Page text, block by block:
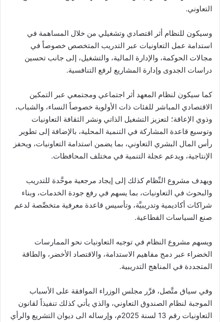
التعاوني.
وسيكون للنظام أثر اقتصادي وتشغيلي من خلال المساهمة في
استدامة عمل التعاونيات عبر التدريب المتخصص خصوصاً في
مجالات الحوكمة، والإدارة المالية، والتشغيل، إلى جانب تحسين
دراسات الجدوى وإدارة المشاريع لرفع التنافسية.
كما سيكون لنظام المعهد أثر اجتماعي ومجتمعي عبر التمكين
الاقتصادي المباشر للفئات ذات الأولوية خصوصاً النساء، والشباب،
وذوي الإعاقة؛ لتعزيز التشغيل الذاتي ونشر الثقافة التعاونيات
وتوسيع قاعدة المشاركة في التنمية المحلية، بالإضافة إلى تطوير
رأس المال البشري التعاوني، بما يضمن استدامة التعاونيات، ويحفز
الإنتاجية، ويدعم عجلة التنمية في مختلف المحافظات.
ويهدف مشروع النِّظام كذلك إلى إيجاد مرجعية موحَّدة للتدريب
والبحوث في التعاونيات، بما يسهم في رفع جودة الخدمات، وبناء
شراكات أكاديمية وتدريبيَّة، وتأسيس قاعدة معرفية متخصِّصة لدعم
صنع السياسات القطاعية.
ويسهم مشروع النظام في توجيه التعاونيات نحو الممارسات
الخضراء عبر دمج مفاهيم الاستدامة، والاقتصاد الأخضر، والطاقة
المتجددة في المناهج التدريبية.
وفي سياق متَّصل، قرَّر مجلس الوزراء الموافقة على الأسباب
الموجبة لنظام الصندوق التعاوني، والذي يأتي كذلك تنفيذاً لقانون
التعاونيات رقم 13 لسنة 2025م، وإرساله الى ديوان التشريع والرأي